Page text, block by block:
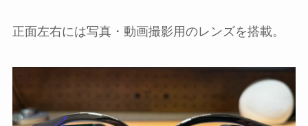
正面左右には写真・動画撮影用のレンズを搭載。